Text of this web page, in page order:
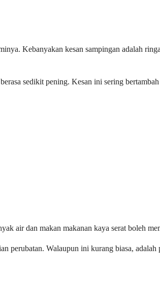
Kebanyakan kesan sampingan adalah
sedikit pening. Kesan ini sering
air dan makan makanan kaya serat boleh
perubatan. Walaupun ini kurang biasa,